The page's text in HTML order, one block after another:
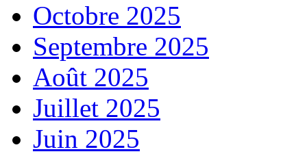
Octobre 2025
Septembre 2025
Août 2025
Juillet 2025
Juin 2025